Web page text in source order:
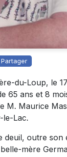
Partager
du-Loup, le
65 ans et 8
M. Maurice
le-Lac.
deuil, outre
mère